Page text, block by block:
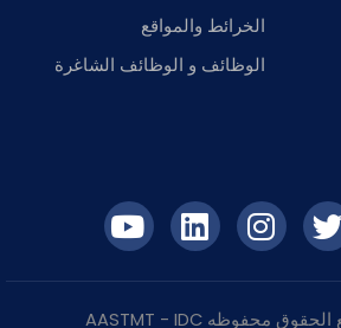
الخرائط والمواقع
الوظائف و الوظائف الشاغرة
IDC
- AASTMT